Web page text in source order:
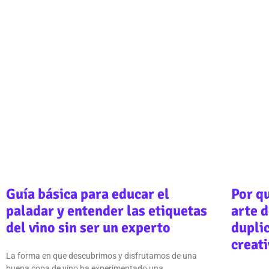
Guía básica para educar el
paladar y entender las etiquetas
del vino sin ser un experto
La forma en que descubrimos y disfrutamos de una
Por
arte